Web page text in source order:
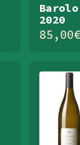
2020
85,00€